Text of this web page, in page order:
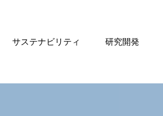
サステナビリティ 研究開発